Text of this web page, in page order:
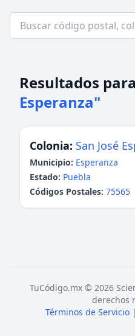
Resultados
Esperanza"
Colonia: San José
Municipio: Esperanza
Estado: Puebla
Códigos Postales: 75565
TuCódigo.mx © 2026
derechos
Términos de Servicio |